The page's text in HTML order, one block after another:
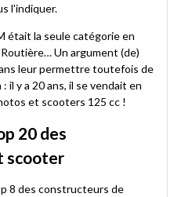
l'indiquer.
était la seule catégorie en
Un argument (de)
leur permettre toutefois de
il y a 20 ans, il se vendait en
et scooters 125 cc !
20 des
scooter
8 des constructeurs de